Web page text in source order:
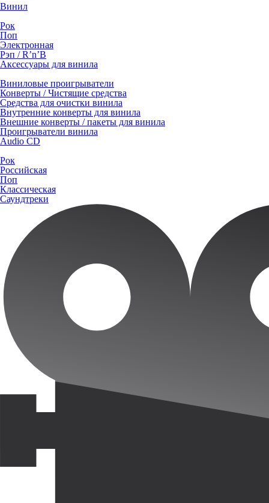
Винил
Рок
Поп
Электронная
Рэп / R’n’B
Аксессуары для винила
Виниловые проигрыватели
Конверты / Чистящие средства
Средства для очистки винила
Внутренние конверты для винила
Внешние конверты / пакеты для винила
Проигрыватели винила
Audio CD
Рок
Российская
Поп
Классическая
Саундтреки